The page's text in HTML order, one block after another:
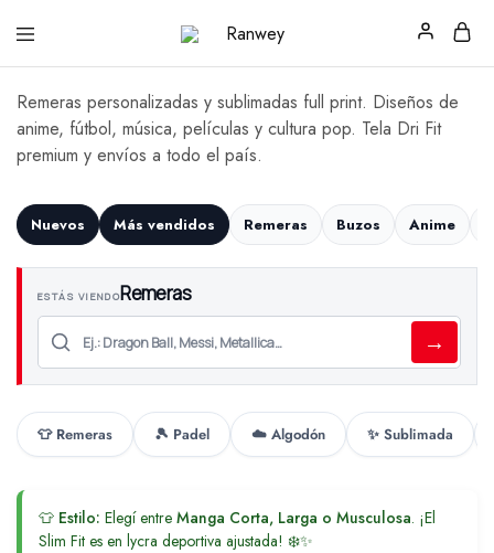
Ranwey
|
Estilo,
Tu
Diseño
Estilo,
Diseño
—
Remeras,
Buzos
Remeras personalizadas y sublimadas full print. Diseños de
anime, fútbol, música, películas y cultura pop. Tela Dri Fit
premium y envíos a todo el país.
Nuevos Más vendidos Remeras Buzos Anime
ESTÁS VIENDORemeras
→
👕 Remeras 🎾 Padel ☁️ Algodón ✨ Sublimada
👕 Estilo: Elegí entre Manga Corta, Larga o Musculosa. ¡El
Slim Fit es en lycra deportiva ajustada! ❄️✨